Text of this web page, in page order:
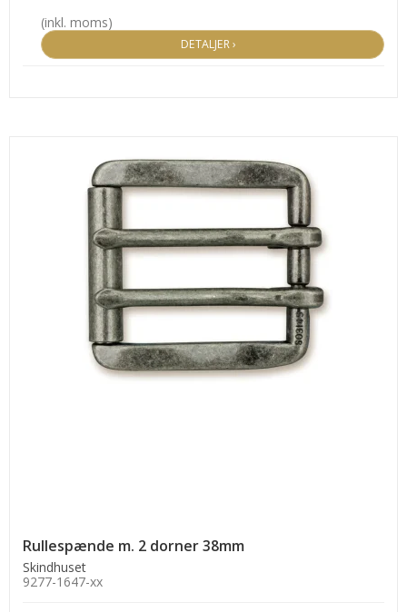
(inkl. moms)
DETALJER ›
Rullespænde m. 2 dorner 38mm
Skindhuset
9277-1647-xx